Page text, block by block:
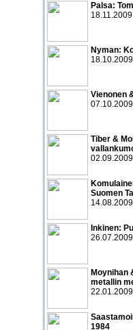
Palsa:
18.11.2009
Nyman:
18.10.2009
Vienonen
07.10.2009
Tiber &
02.09.2009
Suomen
14.08.2009
Inkinen:
26.07.2009
Moynihan
metallin
22.01.2009
1984